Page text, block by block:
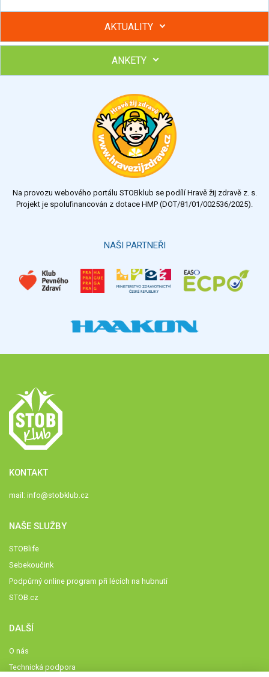
AKTUALITY
Hubněte s podporou lektorky a skupiny v kurzech STOBu
Chcete poradit s hubnutím? Najděte si odborníka STOBu ve
ANKETY
Výsledky Všechny ankety
Na provozu webového portálu STOBklub se podílí Hravě žij zdravě z. s.
Projekt je spolufinancován z dotace HMP (DOT/81/01/002536/2025).
NAŠI PARTNEŘI
KONTAKT
mail: info@stobklub.cz
NAŠE SLUŽBY
STOBlife
Sebekoučink
Podpůrný online program při lécích na hubnutí
STOB.cz
DALŠÍ
O nás
Technická podpora